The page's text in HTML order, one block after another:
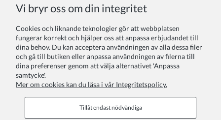
Vi bryr oss om din integritet
Cookies och liknande teknologier gör att webbplatsen
fungerar korrekt och hjälper oss att anpassa erbjudandet till
dina behov. Du kan acceptera användningen av alla dessa filer
och gå till butiken eller anpassa användningen av filerna till
dina preferenser genom att välja alternativet 'Anpassa
samtycke'.
Mer om cookies kan du läsa i vår Integritetspolicy.
Tillåt endast nödvändiga